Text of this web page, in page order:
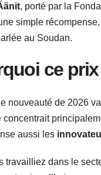
, porté par la
simple
au Soudan.
ce
nouveauté de 2026
concentrait
aussi les
travailliez dans le